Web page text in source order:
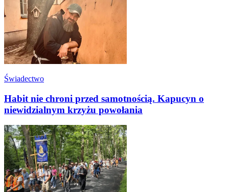
Świadectwo
Habit nie chroni przed samotnością. Kapucyn o
niewidzialnym krzyżu powołania